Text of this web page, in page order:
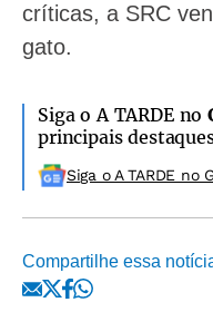
críticas, a SRC
gato.
Siga o A TARDE no
principais
Siga o A TARDE no
Compartilhe essa